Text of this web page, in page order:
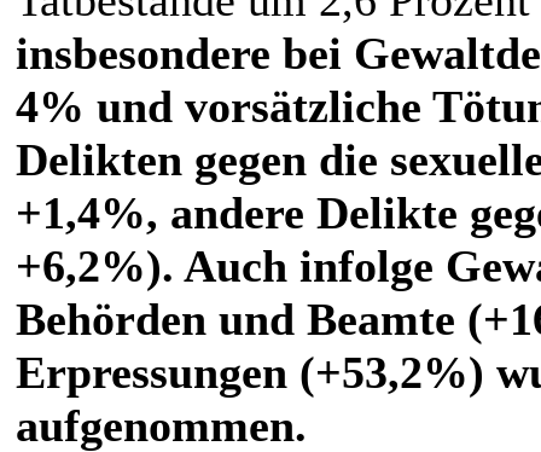
insbesondere bei
4% und vorsätzliche
Delikten gegen die
+1,4%, andere Delikte
+6,2%). Auch infolge
Behörden und Beamte
Erpressungen (+53,2%)
aufgenommen.